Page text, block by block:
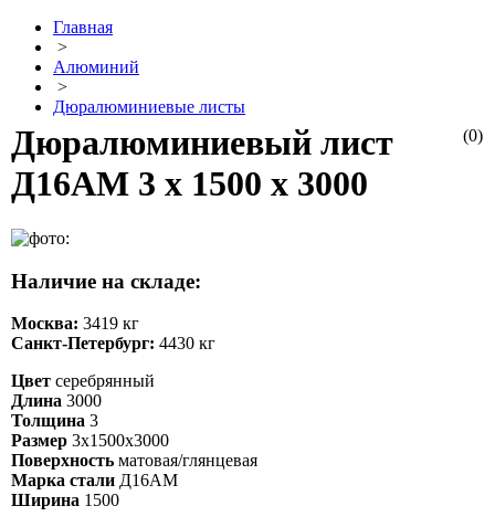
Главная
>
Алюминий
>
Дюралюминиевые листы
(0)
Дюралюминиевый лист
Д16АМ 3 х 1500 х 3000
Наличие на складе:
Москва: 3419 кг
Санкт-Петербург: 4430 кг
Цвет серебрянный
Длина 3000
Толщина 3
Размер 3х1500х3000
Поверхность матовая/глянцевая
Марка стали Д16АМ
Ширина 1500